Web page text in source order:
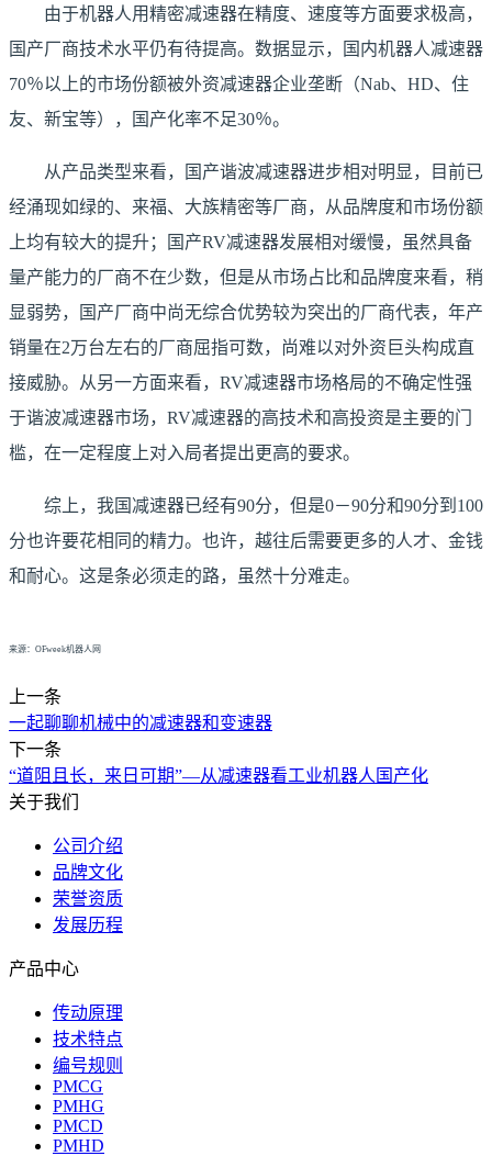
由于机器人用精密减速器在精度、速度等方面要求极高，
国产厂商技术水平仍有待提高。数据显示，国内机器人减速器
70％以上的市场份额被外资减速器企业垄断（Nab、HD、住
友、新宝等），国产化率不足30％。
从产品类型来看，国产谐波减速器进步相对明显，目前已
经涌现如绿的、来福、大族精密等厂商，从品牌度和市场份额
上均有较大的提升；国产RV减速器发展相对缓慢，虽然具备
量产能力的厂商不在少数，但是从市场占比和品牌度来看，稍
显弱势，国产厂商中尚无综合优势较为突出的厂商代表，年产
销量在2万台左右的厂商屈指可数，尚难以对外资巨头构成直
接威胁。从另一方面来看，RV减速器市场格局的不确定性强
于谐波减速器市场，RV减速器的高技术和高投资是主要的门
槛，在一定程度上对入局者提出更高的要求。
综上，我国减速器已经有90分，但是0－90分和90分到100
分也许要花相同的精力。也许，越往后需要更多的人才、金钱
和耐心。这是条必须走的路，虽然十分难走。
来源：OFweek机器人网
上一条
一起聊聊机械中的减速器和变速器
下一条
“道阻且长，来日可期”—从减速器看工业机器人国产化
关于我们
公司介绍
品牌文化
荣誉资质
发展历程
产品中心
传动原理
技术特点
编号规则
PMCG
PMHG
PMCD
PMHD